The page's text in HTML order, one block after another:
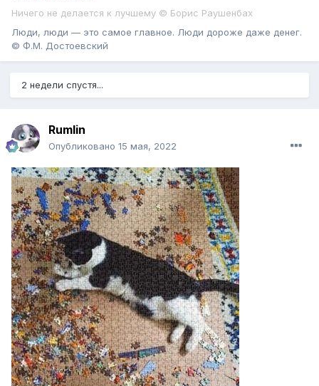
Ничего не делается к лучшему © Борис Раушенбах
Люди, люди — это самое главное. Люди дороже даже денег.
© Ф.М. Достоевский
2 недели спустя...
Rumlin
Опубликовано 15 мая, 2022